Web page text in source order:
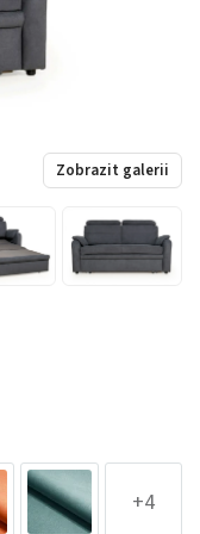
+4
Zobrazit galerii